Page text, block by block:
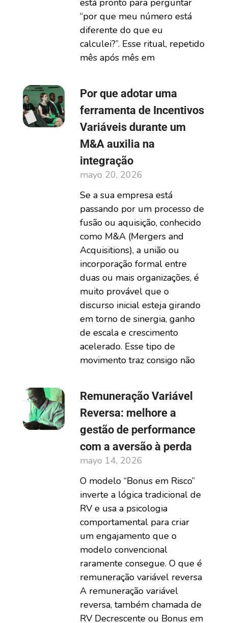
está pronto para perguntar
“por que meu número está
diferente do que eu
calculei?”. Esse ritual, repetido
mês após mês em
Por que adotar uma
ferramenta de Incentivos
Variáveis durante um
M&A auxilia na
integração
mayo 20, 2026
Se a sua empresa está
passando por um processo de
fusão ou aquisição, conhecido
como M&A (Mergers and
Acquisitions), a união ou
incorporação formal entre
duas ou mais organizações, é
muito provável que o
discurso inicial esteja girando
em torno de sinergia, ganho
de escala e crescimento
acelerado. Esse tipo de
movimento traz consigo não
Remuneração Variável
Reversa: melhore a
gestão de performance
com a aversão à perda
mayo 14, 2026
O modelo “Bonus em Risco”
inverte a lógica tradicional de
RV e usa a psicologia
comportamental para criar
um engajamento que o
modelo convencional
raramente consegue. O que é
remuneração variável reversa
A remuneração variável
reversa, também chamada de
RV Decrescente ou Bonus em